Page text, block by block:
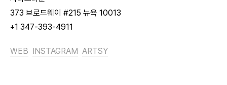
373 브로드웨이 #215 뉴욕 10013
+1 347-393-4911
WEB INSTAGRAM ARTSY